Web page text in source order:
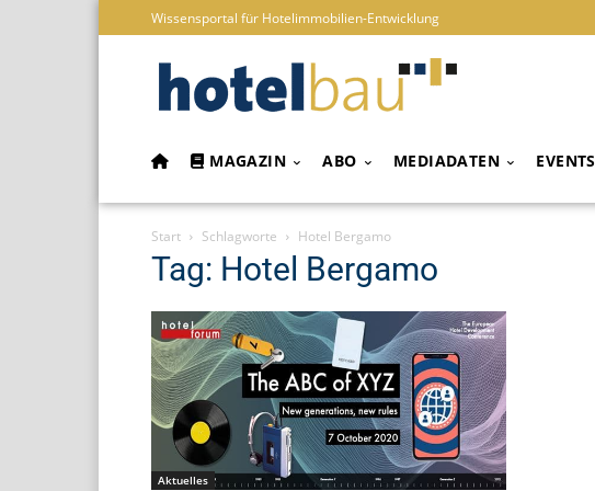
Wissensportal für Hotelimmobilien-Entwicklung
MAGAZIN ABO MEDIADATEN EVENTS
Start Schlagworte Hotel Bergamo
Tag: Hotel Bergamo
Aktuelles